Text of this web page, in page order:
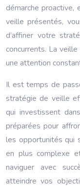
démarche
veille présentés,
d’affiner votre
concurrents. La
une attention
Il est temps de
stratégie de veille
qui investissent
préparées pour
les opportunités qui
en plus complexe
naviguer avec
atteindre vos